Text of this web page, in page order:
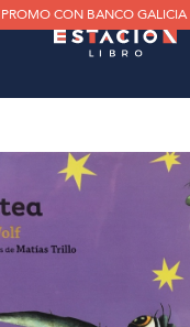
PROMO CON BANCO GALICIA